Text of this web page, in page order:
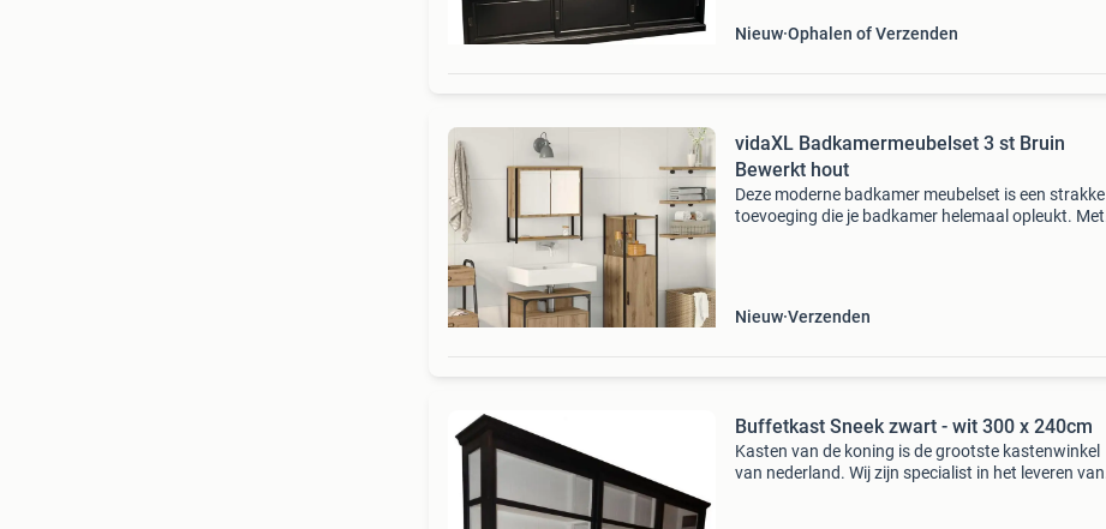
Nieuw Ophalen of Verzenden
vidaXL Badkamermeubelset 3 st Bruin
Bewerkt hout
Deze moderne badkamer meubelset is een strakke
toevoeging die je badkamer helemaal opleukt. Met
Nieuw Verzenden
Buffetkast Sneek zwart - wit 300 x 240cm
Kasten van de koning is de grootste kastenwinkel
van nederland. Wij zijn specialist in het leveren van